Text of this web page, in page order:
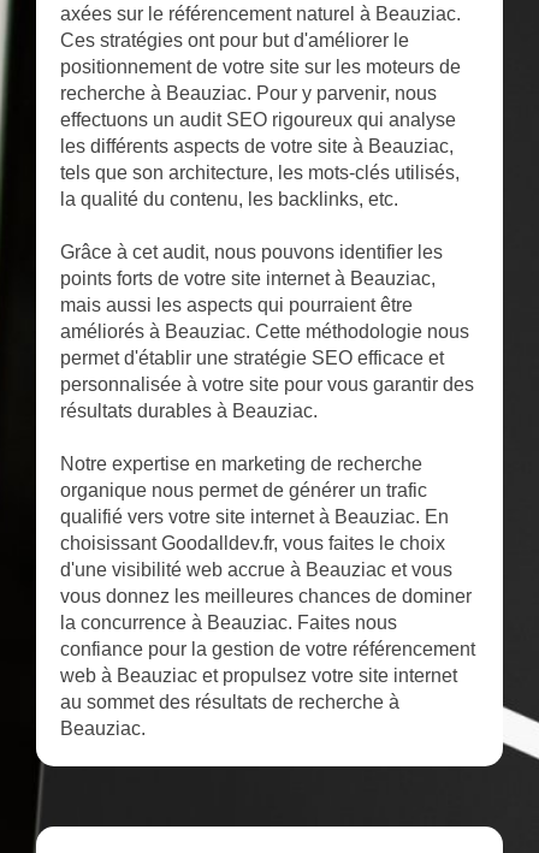
axées sur le référencement naturel à Beauziac.
Ces stratégies ont pour but d'améliorer le
positionnement de votre site sur les moteurs de
recherche à Beauziac. Pour y parvenir, nous
effectuons un audit SEO rigoureux qui analyse
les différents aspects de votre site à Beauziac,
tels que son architecture, les mots-clés utilisés,
la qualité du contenu, les backlinks, etc.
Grâce à cet audit, nous pouvons identifier les
points forts de votre site internet à Beauziac,
mais aussi les aspects qui pourraient être
améliorés à Beauziac. Cette méthodologie nous
permet d'établir une stratégie SEO efficace et
personnalisée à votre site pour vous garantir des
résultats durables à Beauziac.
Notre expertise en marketing de recherche
organique nous permet de générer un trafic
qualifié vers votre site internet à Beauziac. En
choisissant Goodalldev.fr, vous faites le choix
d'une visibilité web accrue à Beauziac et vous
vous donnez les meilleures chances de dominer
la concurrence à Beauziac. Faites nous
confiance pour la gestion de votre référencement
web à Beauziac et propulsez votre site internet
au sommet des résultats de recherche à
Beauziac.